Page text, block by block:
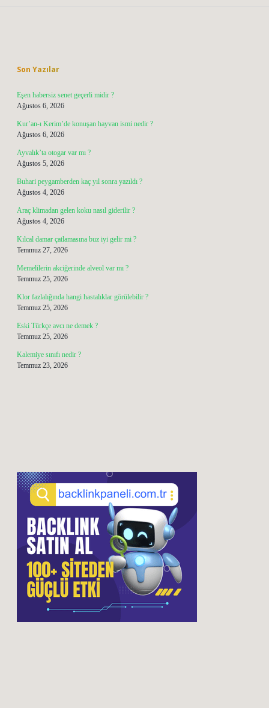
Son Yazılar
Eşen habersiz senet geçerli midir ?
Ağustos 6, 2026
Kur’an-ı Kerim’de konuşan hayvan ismi nedir ?
Ağustos 6, 2026
Ayvalık’ta otogar var mı ?
Ağustos 5, 2026
Buhari peygamberden kaç yıl sonra yazıldı ?
Ağustos 4, 2026
Araç klimadan gelen koku nasıl giderilir ?
Ağustos 4, 2026
Kılcal damar çatlamasına buz iyi gelir mi ?
Temmuz 27, 2026
Memelilerin akciğerinde alveol var mı ?
Temmuz 25, 2026
Klor fazlalığında hangi hastalıklar görülebilir ?
Temmuz 25, 2026
Eski Türkçe avcı ne demek ?
Temmuz 25, 2026
Kalemiye sınıfı nedir ?
Temmuz 23, 2026